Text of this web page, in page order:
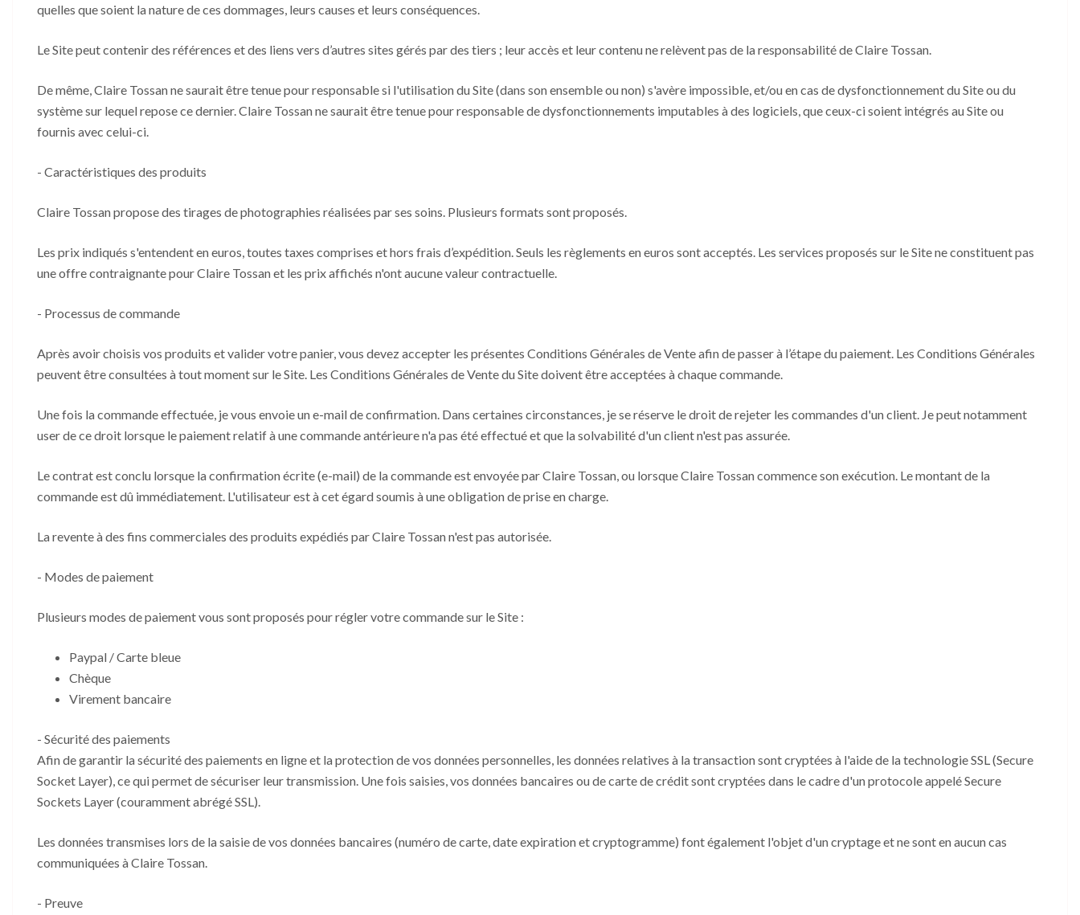
quelles que soient la nature de ces dommages, leurs causes et leurs conséquences.
Le Site peut contenir des références et des liens vers d’autres sites gérés par des tiers ; leur accès et leur contenu ne relèvent pas de la responsabilité de Claire Tossan.
De même, Claire Tossan ne saurait être tenue pour responsable si l'utilisation du Site (dans son ensemble ou non) s'avère impossible, et/ou en cas de dysfonctionnement du Site ou du
système sur lequel repose ce dernier. Claire Tossan ne saurait être tenue pour responsable de dysfonctionnements imputables à des logiciels, que ceux-ci soient intégrés au Site ou
fournis avec celui-ci.
- Caractéristiques des produits
Claire Tossan propose des tirages de photographies réalisées par ses soins. Plusieurs formats sont proposés.
Les prix indiqués s'entendent en euros, toutes taxes comprises et hors frais d’expédition. Seuls les règlements en euros sont acceptés. Les services proposés sur le Site ne constituent pas
une offre contraignante pour Claire Tossan et les prix affichés n'ont aucune valeur contractuelle.
- Processus de commande
Après avoir choisis vos produits et valider votre panier, vous devez accepter les présentes Conditions Générales de Vente afin de passer à l’étape du paiement. Les Conditions Générales
peuvent être consultées à tout moment sur le Site. Les Conditions Générales de Vente du Site doivent être acceptées à chaque commande.
Une fois la commande effectuée, je vous envoie un e-mail de confirmation. Dans certaines circonstances, je se réserve le droit de rejeter les commandes d'un client. Je peut notamment
user de ce droit lorsque le paiement relatif à une commande antérieure n'a pas été effectué et que la solvabilité d'un client n'est pas assurée.
Le contrat est conclu lorsque la confirmation écrite (e-mail) de la commande est envoyée par Claire Tossan, ou lorsque Claire Tossan commence son exécution. Le montant de la
commande est dû immédiatement. L'utilisateur est à cet égard soumis à une obligation de prise en charge.
La revente à des fins commerciales des produits expédiés par Claire Tossan n'est pas autorisée.
- Modes de paiement
Plusieurs modes de paiement vous sont proposés pour régler votre commande sur le Site :
Paypal / Carte bleue
Chèque
Virement bancaire
- Sécurité des paiements
Afin de garantir la sécurité des paiements en ligne et la protection de vos données personnelles, les données relatives à la transaction sont cryptées à l'aide de la technologie SSL (Secure
Socket Layer), ce qui permet de sécuriser leur transmission. Une fois saisies, vos données bancaires ou de carte de crédit sont cryptées dans le cadre d'un protocole appelé Secure
Sockets Layer (couramment abrégé SSL).
Les données transmises lors de la saisie de vos données bancaires (numéro de carte, date expiration et cryptogramme) font également l'objet d'un cryptage et ne sont en aucun cas
communiquées à Claire Tossan.
- Preuve